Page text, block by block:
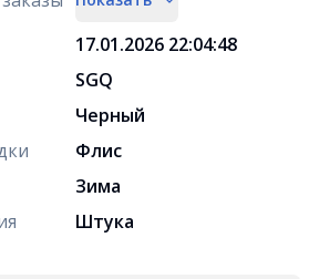
17.01.2026 22:04:48
SGQ
Черный
Флис
Зима
Штука